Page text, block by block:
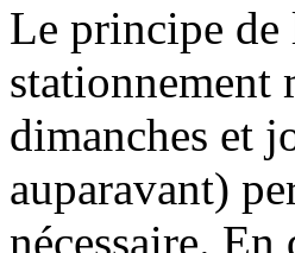
Le principe de
stationnement
dimanches et
auparavant)
nécessaire.